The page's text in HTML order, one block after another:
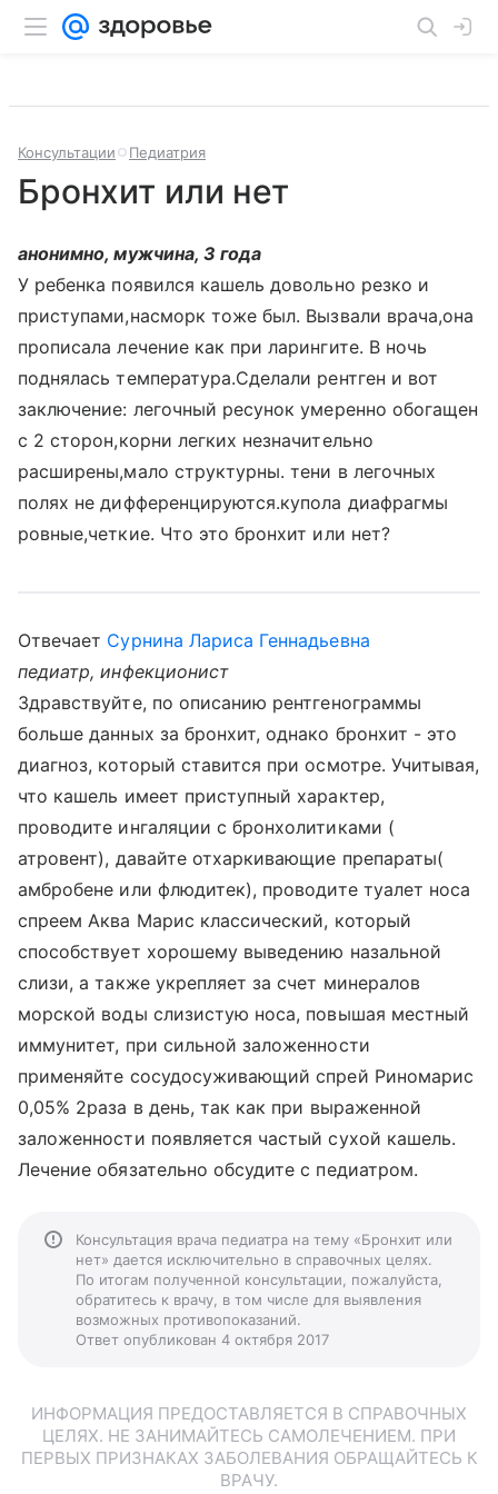
Консультации Педиатрия
Бронхит или нет
анонимно, мужчина, 3 года
У ребенка появился кашель довольно резко и
приступами,насморк тоже был. Вызвали врача,она
прописала лечение как при ларингите. В ночь
поднялась температура.Сделали рентген и вот
заключение: легочный ресунок умеренно обогащен
с 2 сторон,корни легких незначительно
расширены,мало структурны. тени в легочных
полях не дифференцируются.купола диафрагмы
ровные,четкие. Что это бронхит или нет?
Отвечает Сурнина Лариса Геннадьевна
педиатр, инфекционист
Здравствуйте, по описанию рентгенограммы
больше данных за бронхит, однако бронхит - это
диагноз, который ставится при осмотре. Учитывая,
что кашель имеет приступный характер,
проводите ингаляции с бронхолитиками (
атровент), давайте отхаркивающие препараты(
амбробене или флюдитек), проводите туалет носа
спреем Аква Марис классический, который
способствует хорошему выведению назальной
слизи, а также укрепляет за счет минералов
морской воды слизистую носа, повышая местный
иммунитет, при сильной заложенности
применяйте сосудосуживающий спрей Риномарис
0,05% 2раза в день, так как при выраженной
заложенности появляется частый сухой кашель.
Лечение обязательно обсудите с педиатром.
Консультация врача педиатра на тему «Бронхит или
нет» дается исключительно в справочных целях.
По итогам полученной консультации, пожалуйста,
обратитесь к врачу, в том числе для выявления
возможных противопоказаний.
Ответ опубликован 4 октября 2017
ИНФОРМАЦИЯ ПРЕДОСТАВЛЯЕТСЯ В СПРАВОЧНЫХ
ЦЕЛЯХ. НЕ ЗАНИМАЙТЕСЬ САМОЛЕЧЕНИЕМ. ПРИ
ПЕРВЫХ ПРИЗНАКАХ ЗАБОЛЕВАНИЯ ОБРАЩАЙТЕСЬ К
ВРАЧУ.